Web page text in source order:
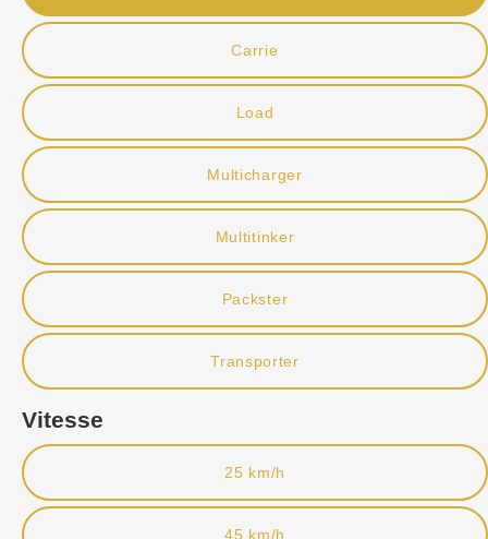
Carrie
Load
Multicharger
Multitinker
Packster
Transporter
Vitesse
25 km/h
45 km/h